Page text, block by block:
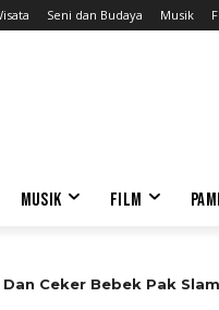
Seni dan Budaya Musik
MUSIK FILM
Ceker Bebek Pak